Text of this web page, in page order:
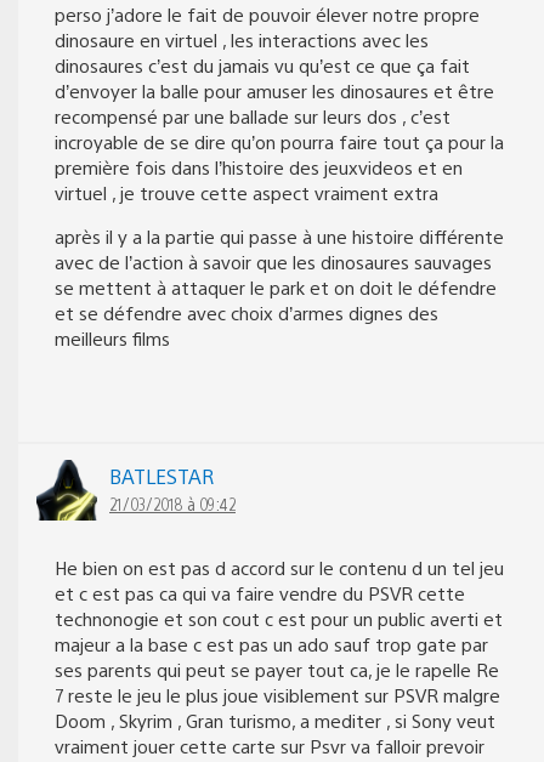
perso j’adore le fait de pouvoir élever notre propre
dinosaure en virtuel , les interactions avec les
dinosaures c’est du jamais vu qu’est ce que ça fait
d’envoyer la balle pour amuser les dinosaures et être
recompensé par une ballade sur leurs dos , c’est
incroyable de se dire qu’on pourra faire tout ça pour la
première fois dans l’histoire des jeuxvideos et en
virtuel , je trouve cette aspect vraiment extra
après il y a la partie qui passe à une histoire différente
avec de l’action à savoir que les dinosaures sauvages
se mettent à attaquer le park et on doit le défendre
et se défendre avec choix d’armes dignes des
meilleurs films
BATLESTAR
21/03/2018 à 09:42
He bien on est pas d accord sur le contenu d un tel jeu
et c est pas ca qui va faire vendre du PSVR cette
technonogie et son cout c est pour un public averti et
majeur a la base c est pas un ado sauf trop gate par
ses parents qui peut se payer tout ca, je le rapelle Re
7 reste le jeu le plus joue visiblement sur PSVR malgre
Doom , Skyrim , Gran turismo, a mediter , si Sony veut
vraiment jouer cette carte sur Psvr va falloir prevoir